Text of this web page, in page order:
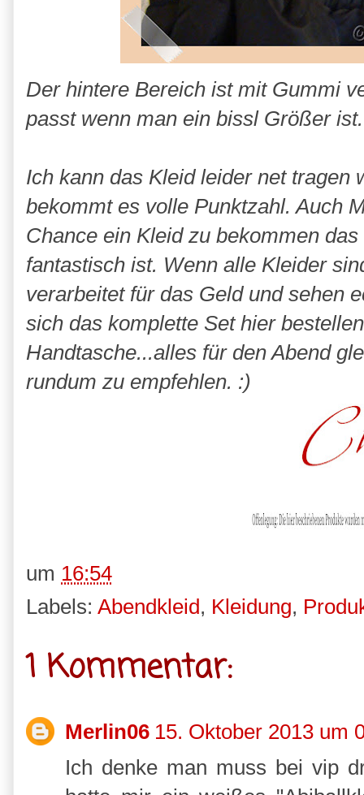
Der hintere Bereich ist mit Gummi
passt wenn man ein bissl Größer
Ich kann das Kleid leider net tragen
bekommt es volle Punktzahl. Auch
Chance ein Kleid zu bekommen
fantastisch ist. Wenn alle Kleider
verarbeitet für das Geld und sehen
sich das komplette Set hier
Handtasche...alles für den Abend
rundum zu empfehlen. :)
um 16:54
Labels: Abendkleid, Kleidung,
1 Kommentar:
Merlin06 15. Oktober 2013 um
Ich denke man muss bei vip